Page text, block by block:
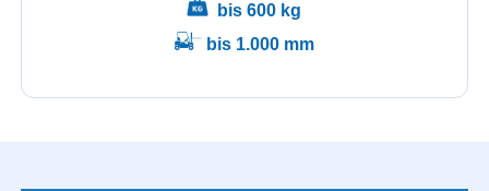
bis 600 kg
bis 1.000 mm